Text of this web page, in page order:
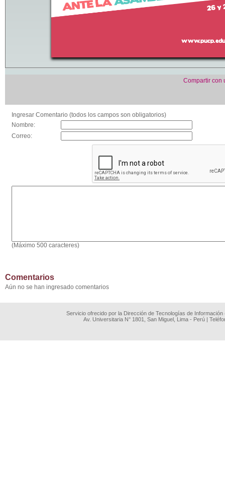
Compartir con
Ingresar Comentario (todos los campos son obligatorios)
Nombre:
Correo:
(Máximo 500 caracteres)
Comentarios
Aún no se han ingresado comentarios
Servicio ofrecido por la Dirección de Tecnologías de
Av. Universitaria N° 1801, San Miguel, Lima - Perú |